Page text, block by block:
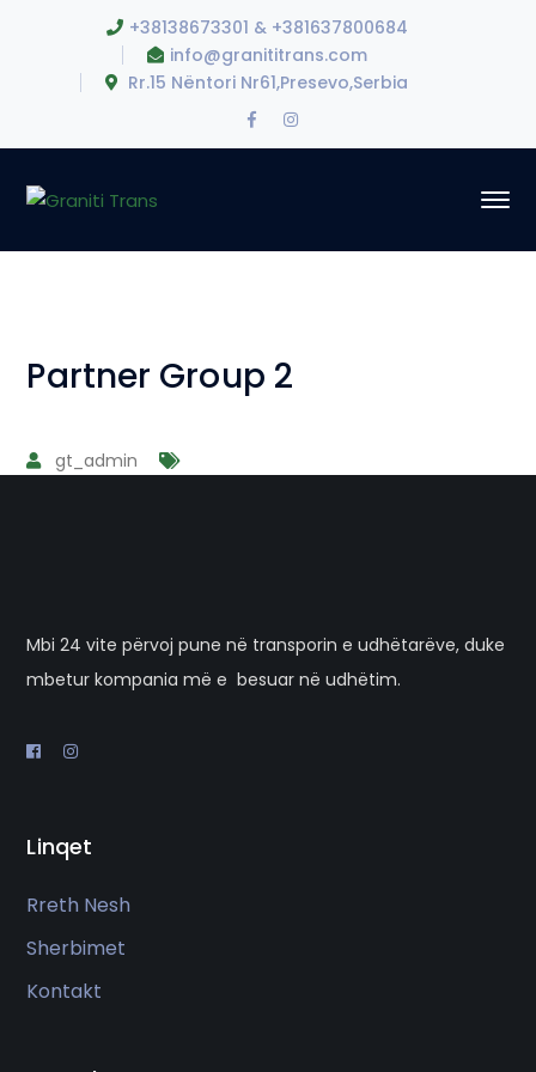
+38138673301 & +381637800684
info@granititrans.com
Rr.15 Nëntori Nr61,Presevo,Serbia
Facebook
Profile
Instagram
Profile
Partner Group 2
gt_admin
Mbi 24 vite përvoj pune në transporin e udhëtarëve, duke
mbetur kompania më e besuar në udhëtim.
Linqet
Rreth Nesh
Sherbimet
Kontakt